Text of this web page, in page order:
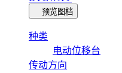
预览图档
种类
电动位移台
传动方向